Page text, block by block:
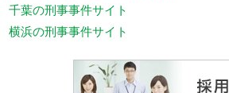
千葉の刑事事件サイト
横浜の刑事事件サイト